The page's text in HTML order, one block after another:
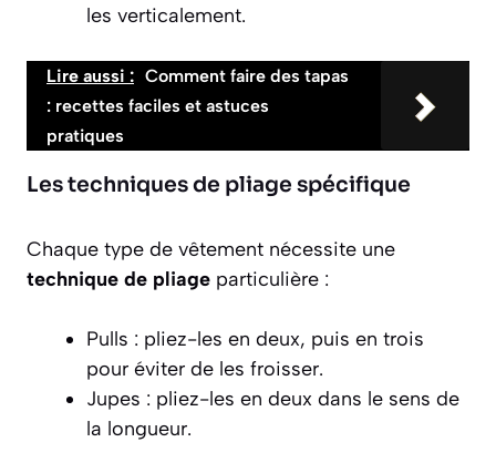
les verticalement.
Lire aussi : Comment faire des tapas
: recettes faciles et astuces
pratiques
Les techniques de pliage spécifique
Chaque type de vêtement nécessite une
technique de pliage particulière :
Pulls : pliez-les en deux, puis en trois
pour éviter de les froisser.
Jupes : pliez-les en deux dans le sens de
la longueur.